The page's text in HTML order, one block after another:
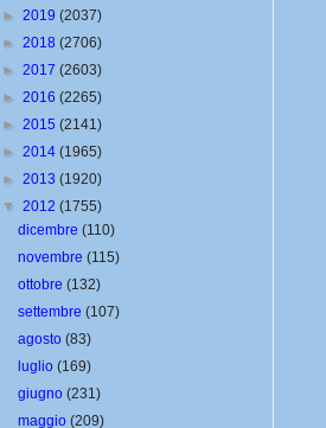
► 2019 (2037)
► 2018 (2706)
► 2017 (2603)
► 2016 (2265)
► 2015 (2141)
► 2014 (1965)
► 2013 (1920)
▼ 2012 (1755)
dicembre(110)
novembre(115)
ottobre(132)
settembre(107)
agosto(83)
luglio(169)
giugno(231)
maggio(209)